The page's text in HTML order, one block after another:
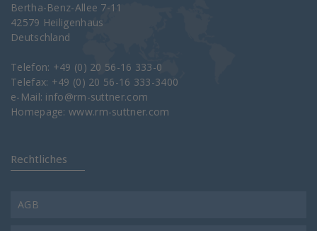
Bertha-Benz-Allee 7-11
42579 Heiligenhaus
Deutschland
Telefon: +49 (0) 20 56-16 333-0
Telefax: +49 (0) 20 56-16 333-3400
e-Mail: info@rm-suttner.com
Homepage:www.rm-suttner.com
Rechtliches
AGB